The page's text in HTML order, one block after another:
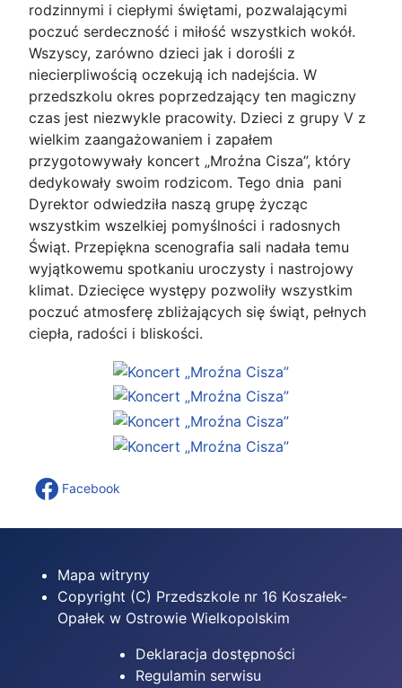
rodzinnymi i ciepłymi świętami, pozwalającymi
poczuć serdeczność i miłość wszystkich wokół.
Wszyscy, zarówno dzieci jak i dorośli z
niecierpliwością oczekują ich nadejścia. W
przedszkolu okres poprzedzający ten magiczny
czas jest niezwykle pracowity. Dzieci z grupy V z
wielkim zaangażowaniem i zapałem
przygotowywały koncert „Mroźna Cisza”, który
dedykowały swoim rodzicom. Tego dnia pani
Dyrektor odwiedziła naszą grupę życząc
wszystkim wszelkiej pomyślności i radosnych
Świąt. Przepiękna scenografia sali nadała temu
wyjątkowemu spotkaniu uroczysty i nastrojowy
klimat. Dziecięce występy pozwoliły wszystkim
poczuć atmosferę zbliżających się świąt, pełnych
ciepła, radości i bliskości.
Facebook
Mapa witryny
Copyright (C) Przedszkole nr 16 Koszałek-
Opałek w Ostrowie Wielkopolskim
Deklaracja dostępności
Regulamin serwisu